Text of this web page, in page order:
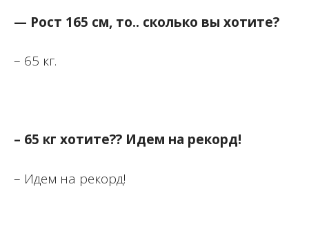
— Рост 165 см, то.. сколько вы хотите?
– 65 кг.
– 65 кг хотите?? Идем на рекорд!
– Идем на рекорд!